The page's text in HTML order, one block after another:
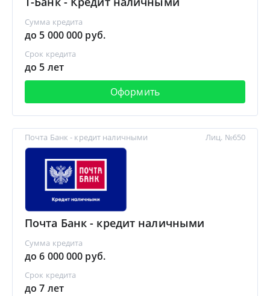
Сумма кредита
до 5 000 000 руб.
Срок кредита
до 5 лет
Оформить
Почта Банк - кредит наличными
Почта Банк - кредит наличными
Сумма кредита
до 6 000 000 руб.
Срок кредита
до 7 лет
Лиц. №650